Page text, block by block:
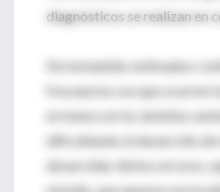
diagnósticos se realizan en
No ha habido estimados
frecuencia con que ocurren
erróneos en los ámbitos
dificultando el desarrollo de
desarrollar dichos errores,